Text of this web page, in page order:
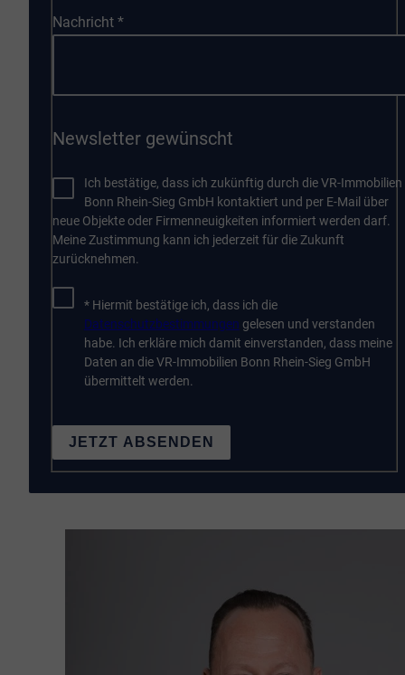
Nachricht*
Newsletter gewünscht
Ich bestätige, dass ich zukünftig durch die VR-Immobilien
Bonn Rhein-Sieg GmbH kontaktiert und per E-Mail über
neue Objekte oder Firmenneuigkeiten informiert werden darf.
Meine Zustimmung kann ich jederzeit für die Zukunft
zurücknehmen.
* Hiermit bestätige ich, dass ich die
Datenschutzbestimmungen gelesen und verstanden
habe. Ich erkläre mich damit einverstanden, dass meine
Daten an die VR-Immobilien Bonn Rhein-Sieg GmbH
übermittelt werden.
JETZT ABSENDEN